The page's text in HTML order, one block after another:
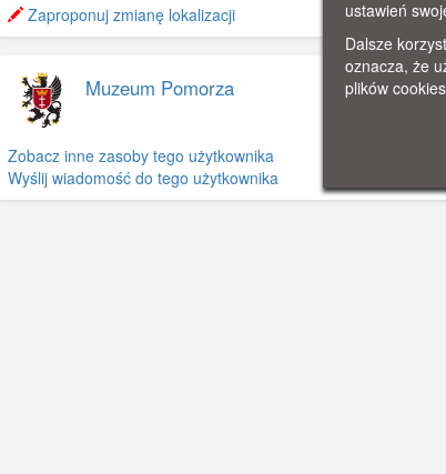
−
Zaproponuj zmianę lokalizacji
Muzeum Pomorza
Zobacz inne zasoby tego użytkownika
Wyślij wiadomość do tego użytkownika
ustawień
Dalsze
oznacza, że
plików